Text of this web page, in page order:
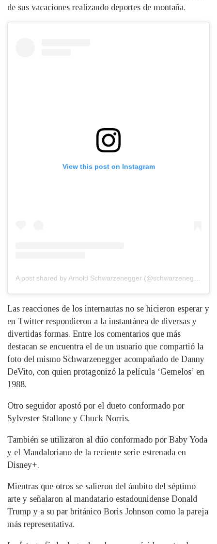
de sus vacaciones realizando deportes de montaña.
View this post on Instagram
Las reacciones de los internautas no se hicieron esperar y
en Twitter respondieron a la instantánea de diversas y
divertidas formas. Entre los comentarios que más
destacan se encuentra el de un usuario que compartió la
foto del mismo Schwarzenegger acompañado de Danny
DeVito, con quien protagonizó la película ‘Gemelos’ en
1988.
Otro seguidor apostó por el dueto conformado por
Sylvester Stallone y Chuck Norris.
También se utilizaron al dúo conformado por Baby Yoda
y el Mandaloriano de la reciente serie estrenada en
Disney+.
Mientras que otros se salieron del ámbito del séptimo
arte y señalaron al mandatario estadounidense Donald
Trump y a su par británico Boris Johnson como la pareja
más representativa.